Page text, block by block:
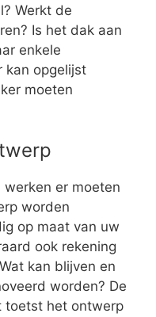
Werkt de
Is het dak aan
enkele
kan opgelijst
moeten
er moeten
worden
op maat van uw
ook rekening
kan blijven en
worden? De
toetst het ontwerp